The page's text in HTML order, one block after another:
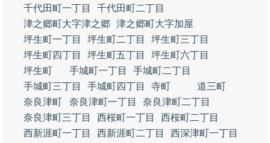
千代田町一丁目
千代田町二丁目
津之郷町大字津之郷 津之郷町大字加屋
坪生町一丁目
坪生町二丁目
坪生町三丁目
坪生町四丁目
坪生町五丁目
坪生町六丁目
坪生町
手城町一丁目
手城町二丁目
手城町三丁目
手城町四丁目 寺町
道三町
奈良津町
奈良津町一丁目
奈良津町二丁目
奈良津町三丁目
西桜町一丁目
西桜町二丁目
西新涯町一丁目
西新涯町二丁目
西深津町一丁目